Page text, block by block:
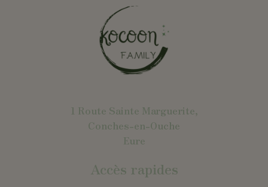
1 Route Sainte Marguerite,
Conches-en-Ouche
Eure
Accès rapides